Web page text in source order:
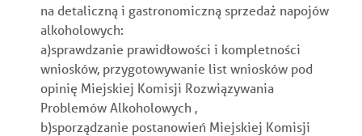
na detaliczną i gastronomiczną sprzedaż napojów
alkoholowych:
a)sprawdzanie prawidłowości i kompletności
wniosków, przygotowywanie list wniosków pod
opinię Miejskiej Komisji Rozwiązywania
Problemów Alkoholowych ,
b)sporządzanie postanowień Miejskiej Komisji